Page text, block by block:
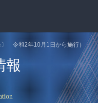
報
〕 令和2年10月1日から施行）